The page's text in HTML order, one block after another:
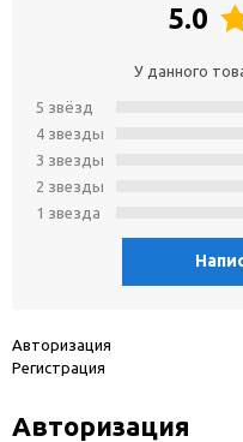
5.0
У данного
5 звёзд
4 звeзды
3 звeзды
2 звeзды
1 звeзда
Авторизация
Регистрация
Авторизация